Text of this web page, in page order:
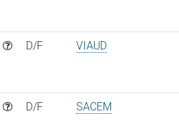
D/F VIAUD
D/F SACEM